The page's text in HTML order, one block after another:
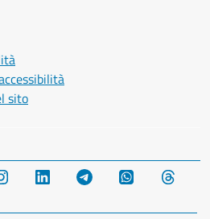
sito
Instagram LinkedIn Telegram WhatsApp